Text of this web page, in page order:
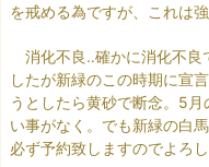
を戒める為ですが、これは
消化不良‥確かに消化不良
したが新緑のこの時期に宣
うとしたら黄砂で断念。5
い事がなく。でも新緑の白
必ず予約致しますのでよろ